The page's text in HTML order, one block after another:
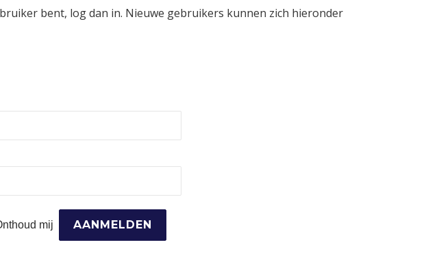
bent, log dan in. Nieuwe gebruikers kunnen zich hieronder
mij